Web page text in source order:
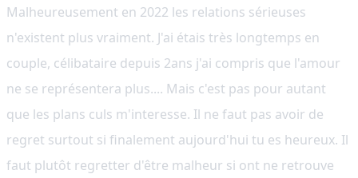
Malheureusement en 2022 les relations sérieuses
n'existent plus vraiment. J'ai étais très longtemps en
couple, célibataire depuis 2ans j'ai compris que l'amour
ne se représentera plus.... Mais c'est pas pour autant
que les plans culs m'interesse. Il ne faut pas avoir de
regret surtout si finalement aujourd'hui tu es heureux. Il
faut plutôt regretter d'être malheur si ont ne retrouve